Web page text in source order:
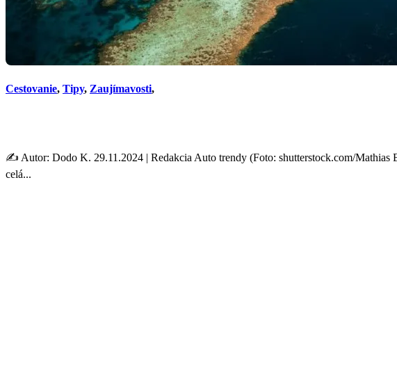
Cestovanie, Tipy, Zaujímavosti,
✍️ Autor: Dodo K. 29.11.2024 | Redakcia Auto trendy (Foto: shutterstock.com/Mathias
celá...